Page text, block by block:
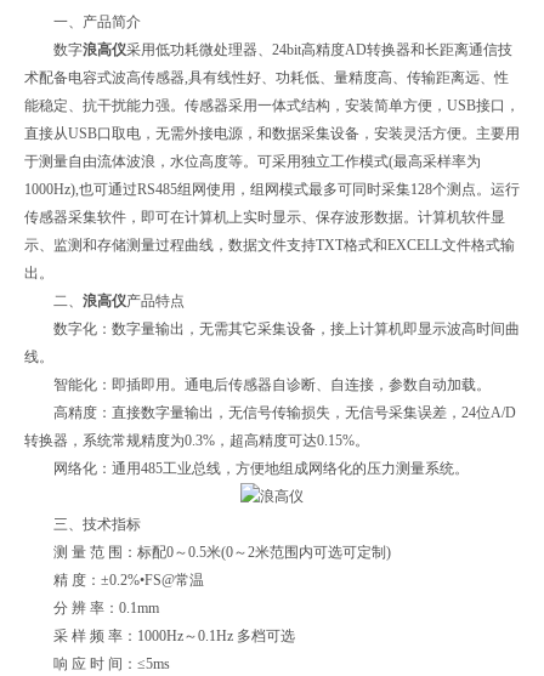
一、产品简介
数字浪高仪采用低功耗微处理器、24bit高精度AD转换器和长距离通信技
术配备电容式波高传感器,具有线性好、功耗低、量精度高、传输距离远、性
能稳定、抗干扰能力强。传感器采用一体式结构，安装简单方便，USB接口，
直接从USB口取电，无需外接电源，和数据采集设备，安装灵活方便。主要用
于测量自由流体波浪，水位高度等。可采用独立工作模式(最高采样率为
1000Hz),也可通过RS485组网使用，组网模式最多可同时采集128个测点。运行
传感器采集软件，即可在计算机上实时显示、保存波形数据。计算机软件显
示、监测和存储测量过程曲线，数据文件支持TXT格式和EXCELL文件格式输
出。
二、 浪高仪产品特点
数字化：数字量输出，无需其它采集设备，接上计算机即显示波高时间曲
线。
智能化：即插即用。通电后传感器自诊断、自连接，参数自动加载。
高精度：直接数字量输出，无信号传输损失，无信号采集误差，24位A/D
转换器，系统常规精度为0.3%，超高精度可达0.15%。
网络化：通用485工业总线，方便地组成网络化的压力测量系统。
三、技术指标
测 量 范 围：标配0～0.5米(0～2米范围内可选可定制)
精 度：±0.2%•FS@常温
分 辨 率：0.1mm
采 样 频 率：1000Hz～0.1Hz 多档可选
响 应 时 间：≤5ms